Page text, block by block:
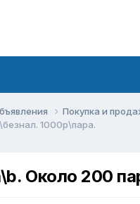
Покупка и
1000р\пара.
Около 200